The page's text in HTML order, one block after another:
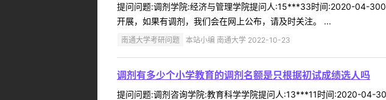
提问问题:调剂学院:经济与管理学院提问人:15***33时间:2020-04-
开展，如果有调剂，我们会在网上公布，请及时关注。 ...
南通大学考研问题 本站小编 南通大学 2022-10-23
调剂有多少个小学教育的调剂名额是只根据初试成绩选人吗
提问问题:调剂咨询学院:教育科学学院提问人:13***11时间:2020-04-